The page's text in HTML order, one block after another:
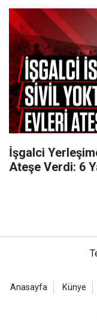
İşgalci
Ateşe Verdi: 6
Anasayfa Künye